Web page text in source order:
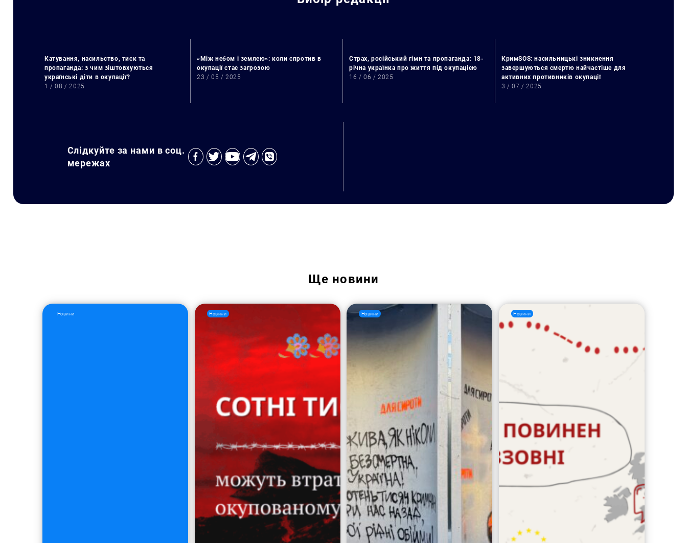
Пошук за запитом:
Катування, насильство, тиск та
пропаганда: з чим зіштовхуються
українські діти в окупації?
1 / 08 / 2025
«Між небом і землею»: коли спротив в
окупації стає загрозою
23 / 05 / 2025
Страх, російський гімн та пропаганда: 18-
річна українка про життя під окупацією
16 / 06 / 2025
КримSOS: насильницькі зникнення
завершуються смертю найчастіше для
активних противників окупації
3 / 07 / 2025
Слідкуйте за нами в соц.
мережах
Ще новини
Новини Новини Новини Новини